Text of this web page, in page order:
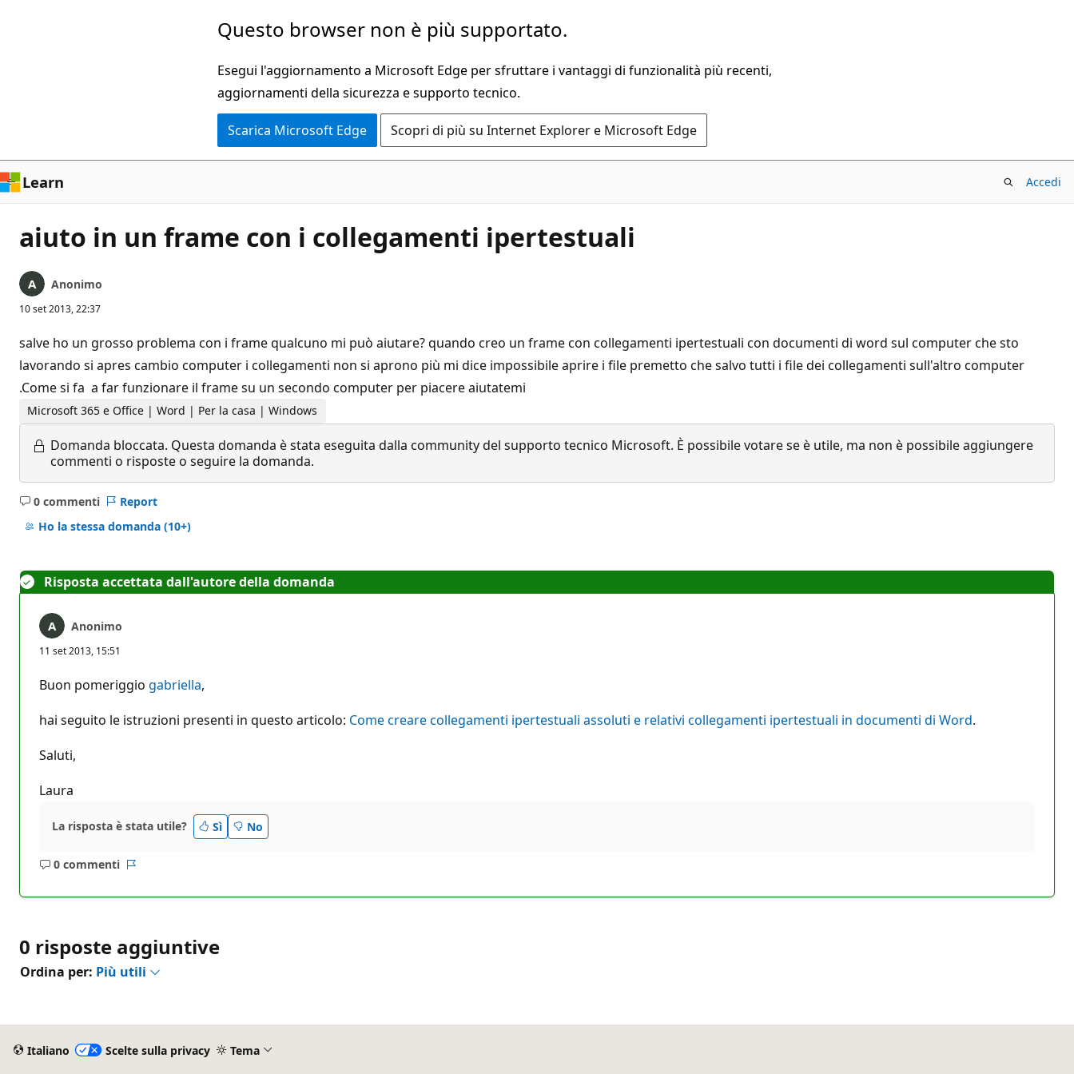
Questo browser non è più supportato.
Esegui l'aggiornamento a Microsoft Edge per sfruttare i vantaggi di funzionalità più recenti,
aggiornamenti della sicurezza e supporto tecnico.
Scarica Microsoft Edge Scopri di più su Internet Explorer e Microsoft Edge
Learn Accedi
aiuto in un frame con i collegamenti ipertestuali
Anonimo
10 set 2013, 22:37
salve ho un grosso problema con i frame qualcuno mi può aiutare? quando creo un frame con collegamenti ipertestuali con documenti di word sul computer che sto
lavorando si apres cambio computer i collegamenti non si aprono più mi dice impossibile aprire i file premetto che salvo tutti i file dei collegamenti sull'altro computer
.Come si fa a far funzionare il frame su un secondo computer per piacere aiutatemi
Microsoft 365 e Office | Word | Per la casa | Windows
Domanda bloccata. Questa domanda è stata eseguita dalla community del supporto tecnico Microsoft. È possibile votare se è utile, ma non è possibile aggiungere
commenti o risposte o seguire la domanda.
0 commenti
Nessun
commento
Report
Ho la stessa domanda (10+)
Risposta accettata dall'autore della domanda
Anonimo
11 set 2013, 15:51
Buon pomeriggio gabriella,
hai seguito le istruzioni presenti in questo articolo: Come creare collegamenti ipertestuali assoluti e relativi collegamenti ipertestuali in documenti di Word.
Saluti,
Laura
La risposta è stata utile? Sì No
0 commenti
Nessun
0 risposte aggiuntive
Ordina per: Più utili
Italiano Scelte sulla privacy Tema